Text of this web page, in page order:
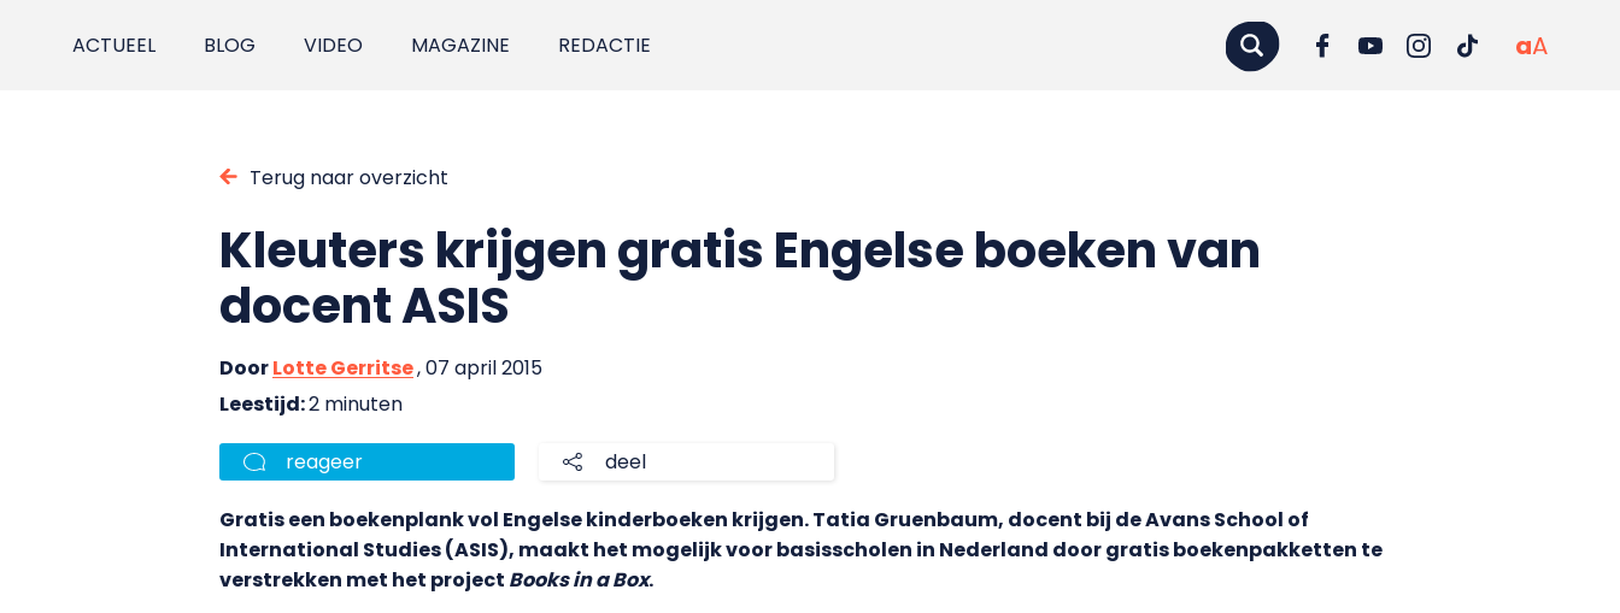
ACTUEEL BLOG VIDEO MAGAZINE REDACTIE aA
Terug naar overzicht
Kleuters krijgen gratis Engelse boeken van
docent ASIS
DoorLotte Gerritse, 07 april 2015
Leestijd:2 minuten
reageer deel
Gratis een boekenplank vol Engelse kinderboeken krijgen. Tatia Gruenbaum, docent bij de Avans School of
International Studies (ASIS), maakt het mogelijk voor basisscholen in Nederland door gratis boekenpakketten te
verstrekken met het project Books in a Box.